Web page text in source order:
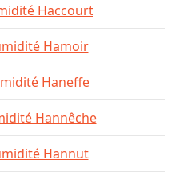
Haccourt
Hamoir
Haneffe
Hannêche
Hannut